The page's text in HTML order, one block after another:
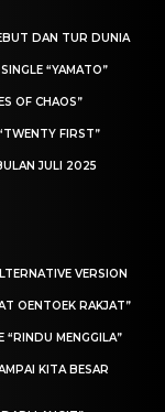
DAN TUR DUNIA
“YAMATO”
OF CHAOS”
FIRST”
JULI 2025
VERSION
OENTOEK RAKJAT”
“RINDU MENGGILA”
KITA BESAR